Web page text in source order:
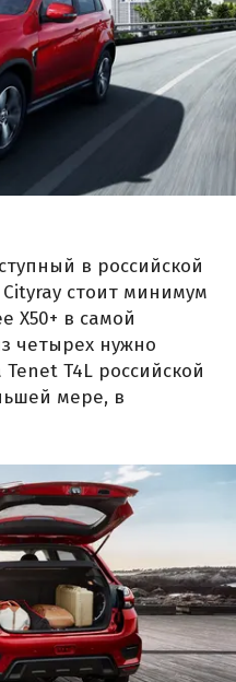
в российской
стоит минимум
X50+ в самой
четырех нужно
Tenet T4L российской
мере, в